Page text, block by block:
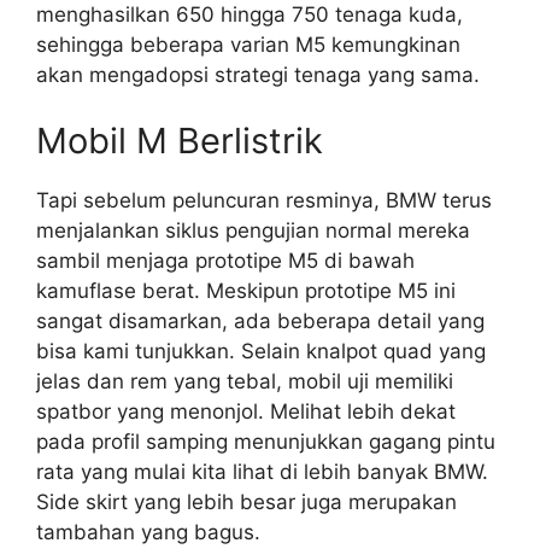
menghasilkan 650 hingga 750 tenaga kuda,
sehingga beberapa varian M5 kemungkinan
akan mengadopsi strategi tenaga yang sama.
Mobil M Berlistrik
Tapi sebelum peluncuran resminya, BMW terus
menjalankan siklus pengujian normal mereka
sambil menjaga prototipe M5 di bawah
kamuflase berat. Meskipun prototipe M5 ini
sangat disamarkan, ada beberapa detail yang
bisa kami tunjukkan. Selain knalpot quad yang
jelas dan rem yang tebal, mobil uji memiliki
spatbor yang menonjol. Melihat lebih dekat
pada profil samping menunjukkan gagang pintu
rata yang mulai kita lihat di lebih banyak BMW.
Side skirt yang lebih besar juga merupakan
tambahan yang bagus.